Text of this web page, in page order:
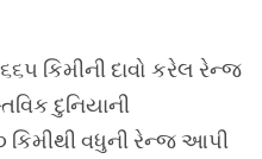
કિમીની દાવો કરેલ રેન્જ
દુનિયાની
કિમીથી વધુની રેન્જ આપી